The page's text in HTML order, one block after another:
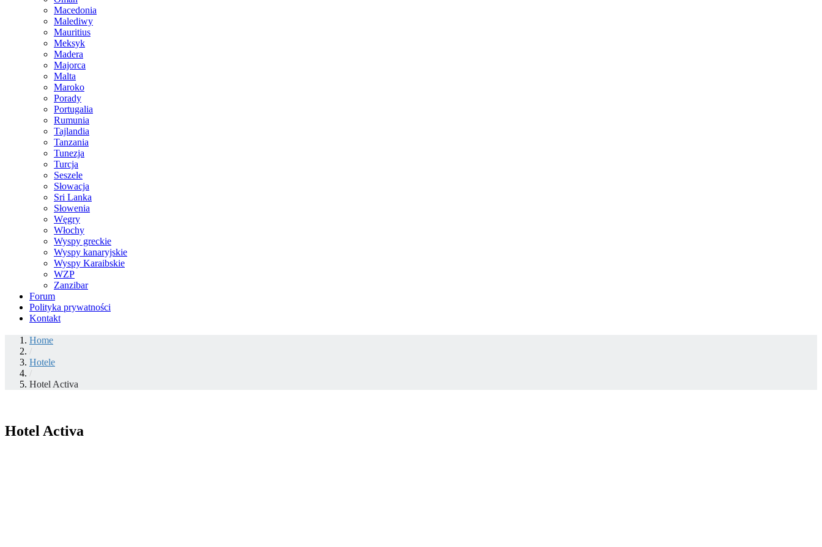
Macedonia
Malediwy
Mauritius
Meksyk
Madera
Majorca
Malta
Maroko
Porady
Portugalia
Rumunia
Tajlandia
Tanzania
Tunezja
Turcja
Seszele
Słowacja
Sri Lanka
Słowenia
Węgry
Włochy
Wyspy greckie
Wyspy kanaryjskie
Wyspy Karaibskie
WZP
Zanzibar
Forum
Polityka prywatności
Kontakt
Home
/
Hotele
/
Hotel Activa
Hotel Activa